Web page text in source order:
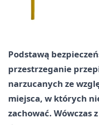
Podstawą
przestrzeganie
narzucanych ze
miejsca, w których
zachować. Wówczas